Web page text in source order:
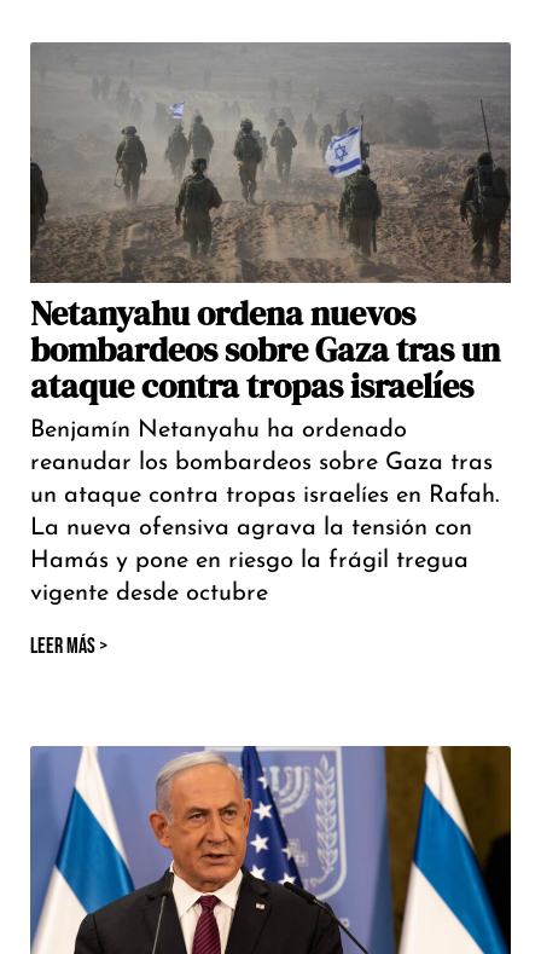
Netanyahu ordena nuevos
bombardeos sobre Gaza tras un
ataque contra tropas israelíes
Benjamín Netanyahu ha ordenado
reanudar los bombardeos sobre Gaza tras
un ataque contra tropas israelíes en Rafah.
La nueva ofensiva agrava la tensión con
Hamás y pone en riesgo la frágil tregua
vigente desde octubre
LEER MÁS >